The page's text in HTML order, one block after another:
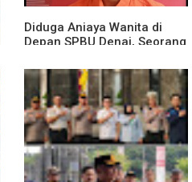
Diduga Aniaya Wanita di
Depan SPBU Denai, Seorang
Medan Area